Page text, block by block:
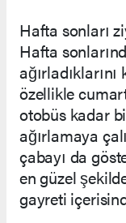
Hafta sonları
Hafta
özellikle
otobüs kadar
ağırlamaya
çabayı da
en güzel
gayreti